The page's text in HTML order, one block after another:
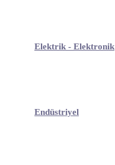
Elektrik - Elektronik
Endüstriyel